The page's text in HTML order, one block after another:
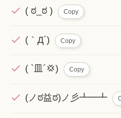
( ಠ_ಠ ) Copy
(｀Д´) Copy
( `皿´💢) Copy
(ノಠ益ಠ)ノ彡┻━┻